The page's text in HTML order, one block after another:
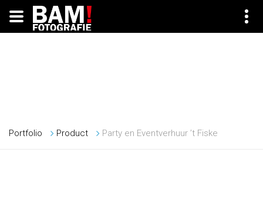
Portfolio Product Party en Eventverhuur ’t Fiske